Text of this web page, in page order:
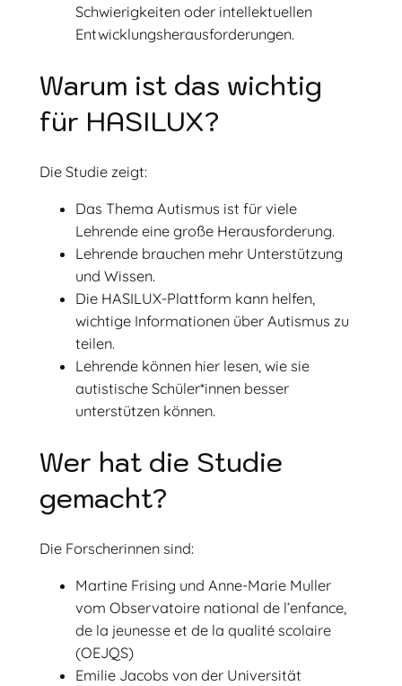
Schwierigkeiten oder intellektuellen
Entwicklungsherausforderungen.
Warum ist das wichtig
für HASILUX?
Die Studie zeigt:
Das Thema Autismus ist für viele
Lehrende eine große Herausforderung.
Lehrende brauchen mehr Unterstützung
und Wissen.
Die HASILUX-Plattform kann helfen,
wichtige Informationen über Autismus zu
teilen.
Lehrende können hier lesen, wie sie
autistische Schüler*innen besser
unterstützen können.
Wer hat die Studie
gemacht?
Die Forscherinnen sind:
Martine Frising und Anne-Marie Muller
vom Observatoire national de l’enfance,
de la jeunesse et de la qualité scolaire
(OEJQS)
Emilie Jacobs von der Universität